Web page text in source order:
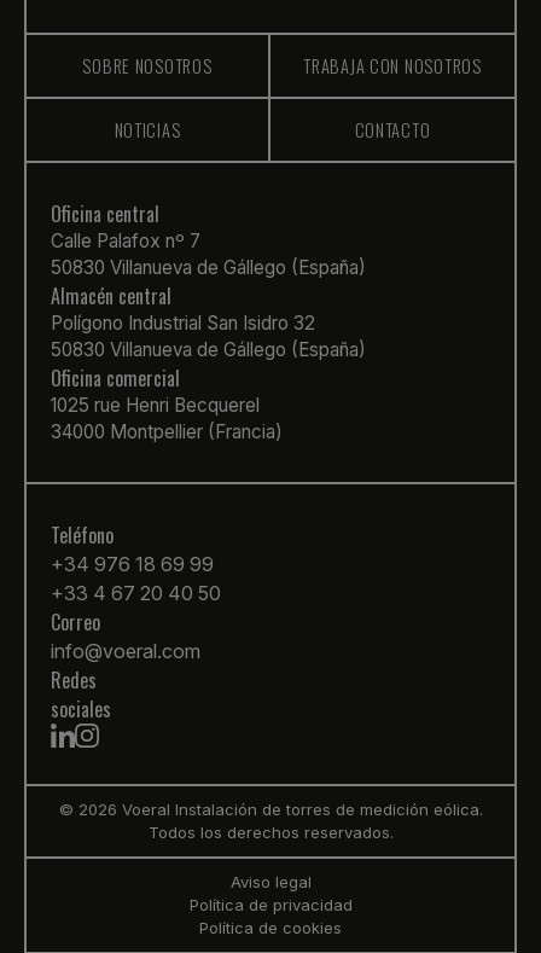
SOBRE NOSOTROS TRABAJA CON NOSOTROS
NOTICIAS CONTACTO
Oficina central
Calle Palafox nº 7
50830 Villanueva de Gállego (España)
Almacén central
Polígono Industrial San Isidro 32
50830 Villanueva de Gállego (España)
Oficina comercial
1025 rue Henri Becquerel
34000 Montpellier (Francia)
Teléfono
+34 976 18 69 99
+33 4 67 20 40 50
Correo
info@voeral.com
Redes
sociales
© 2026 Voeral Instalación de torres de medición eólica.
Todos los derechos reservados.
Aviso legal
Política de privacidad
Política de cookies